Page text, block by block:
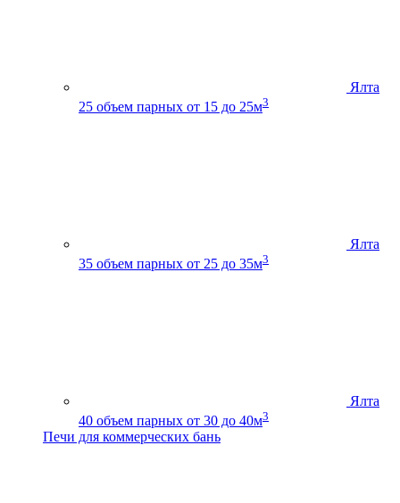
Ялта
25 объем парных от 15 до 25м3
Ялта
35 объем парных от 25 до 35м3
Ялта
40 объем парных от 30 до 40м3
Печи для коммерческих бань